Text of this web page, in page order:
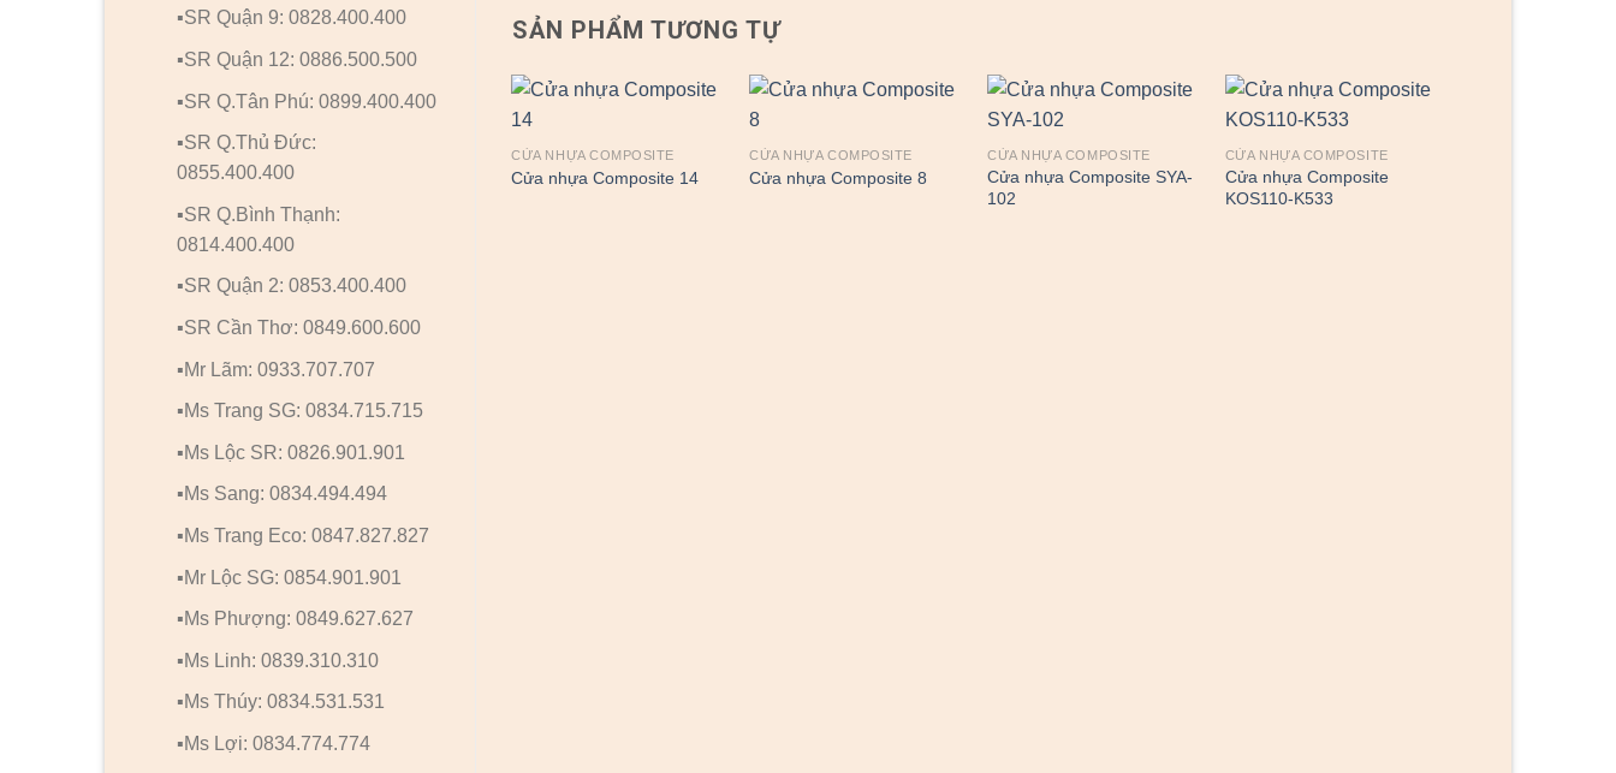
▪️SR Quận 9: 0828.400.400
▪️SR Quận 12: 0886.500.500
▪️SR Q.Tân Phú: 0899.400.400
▪️SR Q.Thủ Đức:
0855.400.400
▪️SR Q.Bình Thạnh:
0814.400.400
▪️SR Quận 2: 0853.400.400
▪️SR Cần Thơ: 0849.600.600
▪️Mr Lãm: 0933.707.707
▪️Ms Trang SG: 0834.715.715
▪️Ms Lộc SR: 0826.901.901
▪️Ms Sang: 0834.494.494
▪️Ms Trang Eco: 0847.827.827
▪️Mr Lộc SG: 0854.901.901
▪️Ms Phượng: 0849.627.627
▪️Ms Linh: 0839.310.310
▪️Ms Thúy: 0834.531.531
▪️Ms Lợi: 0834.774.774
SẢN PHẨM TƯƠNG TỰ
CỬA NHỰA COMPOSITE
Cửa nhựa Composite 14
CỬA NHỰA COMPOSITE
Cửa nhựa Composite 8
CỬA NHỰA COMPOSITE
Cửa nhựa Composite SYA-
102
CỬA NHỰA COMPOSITE
Cửa nhựa Composite
KOS110-K533
Cửa nhựa Composite 10 Cửa nhựa Composite 7